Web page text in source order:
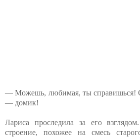
— Можешь, любимая, ты справишься!
— домик!
Лариса проследила за его
строение, похожее на смесь